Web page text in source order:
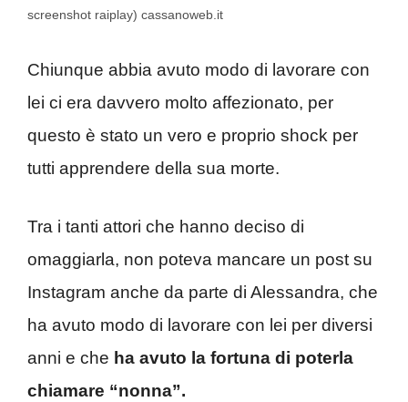
screenshot raiplay) cassanoweb.it
Chiunque abbia avuto modo di lavorare con
lei ci era davvero molto affezionato, per
questo è stato un vero e proprio shock per
tutti apprendere della sua morte.
Tra i tanti attori che hanno deciso di
omaggiarla, non poteva mancare un post su
Instagram anche da parte di Alessandra, che
ha avuto modo di lavorare con lei per diversi
anni e che ha avuto la fortuna di poterla
chiamare “nonna”.